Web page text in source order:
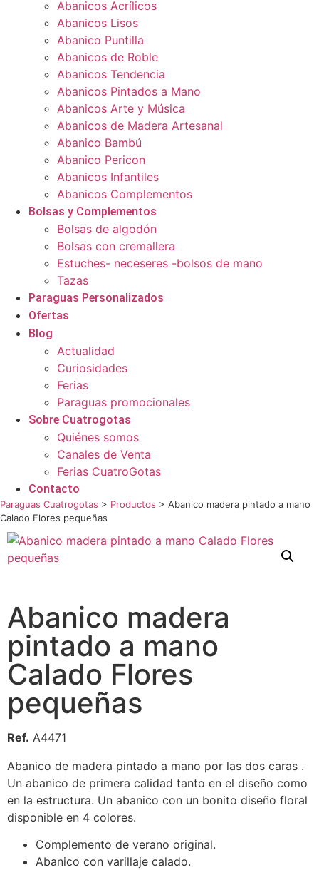
Abanicos Acrílicos
Abanicos Lisos
Abanico Puntilla
Abanicos de Roble
Abanicos Tendencia
Abanicos Pintados a Mano
Abanicos Arte y Música
Abanicos de Madera Artesanal
Abanico Bambú
Abanico Pericon
Abanicos Infantiles
Abanicos Complementos
Bolsas y Complementos
Bolsas de algodón
Bolsas con cremallera
Estuches- neceseres -bolsos de mano
Tazas
Paraguas Personalizados
Ofertas
Blog
Actualidad
Curiosidades
Ferias
Paraguas promocionales
Sobre Cuatrogotas
Quiénes somos
Canales de Venta
Ferias CuatroGotas
Contacto
Paraguas Cuatrogotas > Productos > Abanico madera pintado a mano
Calado Flores pequeñas
Abanico madera
pintado a mano
Calado Flores
pequeñas
Ref. A4471
Abanico de madera pintado a mano por las dos caras .
Un abanico de primera calidad tanto en el diseño como
en la estructura. Un abanico con un bonito diseño floral
disponible en 4 colores.
Complemento de verano original.
Abanico con varillaje calado.